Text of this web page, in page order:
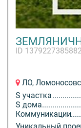
ID
ЛО,
S участка
S дома
Коммуникации